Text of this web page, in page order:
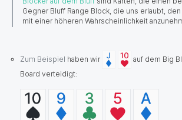
Gegner Bluff Range Block, die uns erlaubt,
mit einer höheren Wahrscheinlichkeit
Zum Beispiel haben wir
auf dem Big
Board verteidigt: